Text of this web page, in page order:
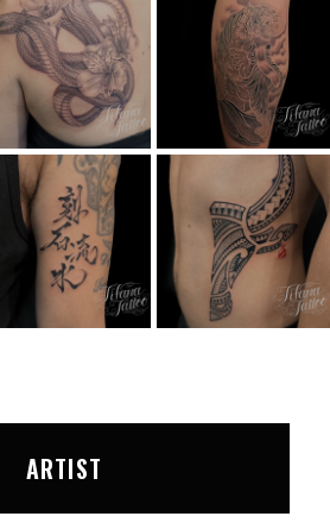
ARTIST